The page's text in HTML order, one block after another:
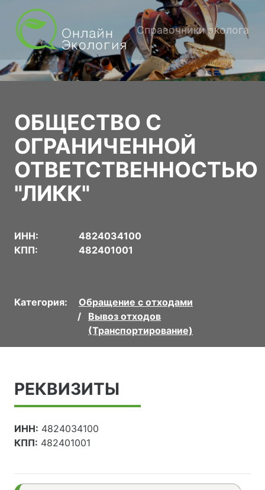
Справочники эколога
ОБЩЕСТВО С
ОГРАНИЧЕННОЙ
ОТВЕТСТВЕННОСТЬЮ
"ЛИКК"
ИНН:
4824034100
КПП:
482401001
Категория:
Обращение с отходами
Вывоз отходов
(Транспортирование)
РЕКВИЗИТЫ
ИНН: 4824034100
КПП: 482401001